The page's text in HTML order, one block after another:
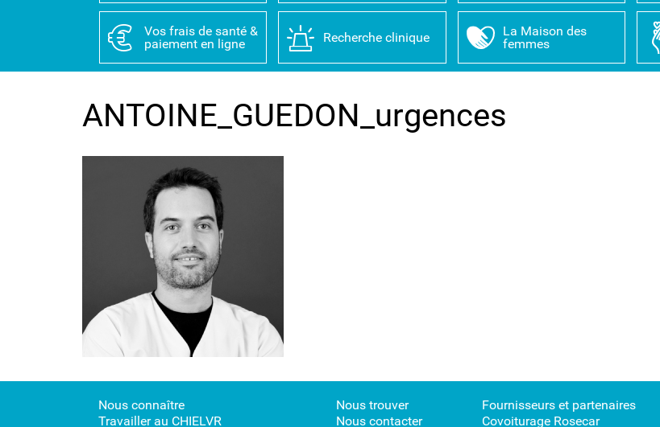
Vos frais de santé &
paiement en ligne
Recherche clinique
La Maison des
femmes
ANTOINE_GUEDON_urgences
Nous connaître Nous trouver
Fournisseurs et partenaires
Travailler au CHIELVR
Nous contacter Covoiturage Rosecar